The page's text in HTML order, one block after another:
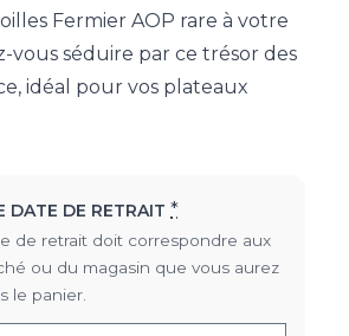
Fermier AOP rare à votre
vous séduire par ce trésor des
idéal pour vos plateaux
DATE DE RETRAIT *
de retrait doit correspondre aux
ou du magasin que vous aurez
le panier.